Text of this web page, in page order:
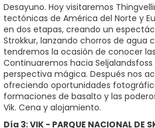
Desayuno. Hoy visitaremos
tectónicas de América del Norte y
en dos etapas, creando un
Strokkur, lanzando chorros de
tendremos la ocasión de conocer
Continuaremos hacia
perspectiva mágica. Después nos
ofreciendo oportunidades
formaciones de basalto y las
Vik. Cena y alojamiento.
Día 3: VIK - PARQUE NACIONAL DE